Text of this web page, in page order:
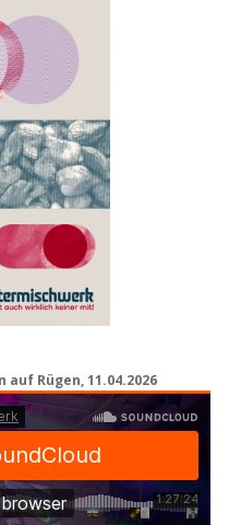
auf Rügen, 11.04.2026